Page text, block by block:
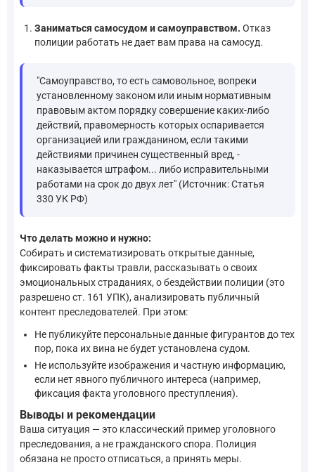
Заниматься самосудом и самоуправством. Отказ
полиции работать не дает вам права на самосуд.
"Самоуправство, то есть самовольное, вопреки
установленному законом или иным нормативным
правовым актом порядку совершение каких-либо
действий, правомерность которых оспаривается
организацией или гражданином, если такими
действиями причинен существенный вред, -
наказывается штрафом... либо исправительными
работами на срок до двух лет" (Источник: Статья
330 УК РФ)
Что делать можно и нужно:
Собирать и систематизировать открытые данные,
фиксировать факты травли, рассказывать о своих
эмоциональных страданиях, о бездействии полиции (это
разрешено ст. 161 УПК), анализировать публичный
контент преследователей. При этом:
Не публикуйте персональные данные фигурантов до тех
пор, пока их вина не будет установлена судом.
Не используйте изображения и частную информацию,
если нет явного публичного интереса (например,
фиксация факта уголовного преступления).
Выводы и рекомендации
Ваша ситуация — это классический пример уголовного
преследования, а не гражданского спора. Полиция
обязана не просто отписаться, а принять меры.